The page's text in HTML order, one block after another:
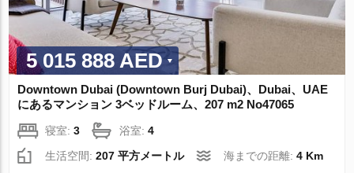
5 015 888 AED
Downtown Dubai (Downtown Burj Dubai)、Dubai、UAE
にあるマンション 3ベッドルーム、207 m2 No47065
寝室:3 浴室:4
生活空間:207 平方メートル 海までの距離:4 Km